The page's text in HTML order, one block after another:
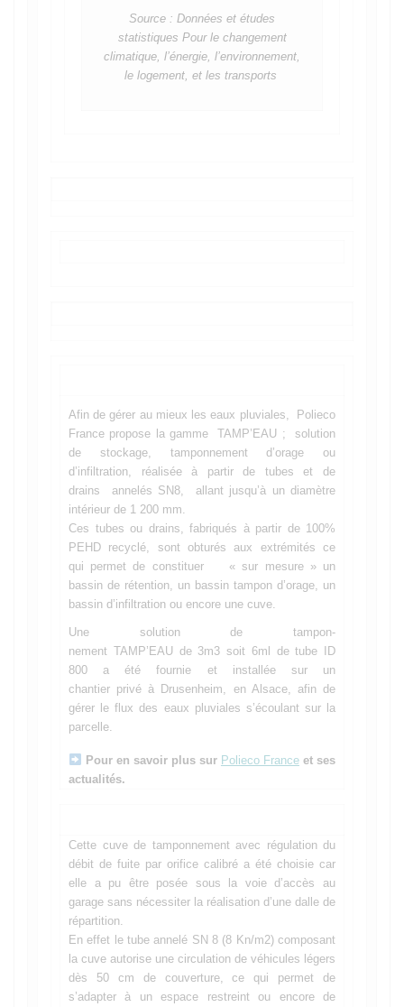
Source : Données et études
statistiques Pour le changement
climatique, l’énergie, l’environnement,
le logement, et les transports
Afin de gérer au mieux les eaux pluviales, Polieco
France propose la gamme TAMP’EAU ; solution
de stockage, tamponnement d’orage ou
d’infiltration, réalisée à partir de tubes et de
drains annelés SN8, allant jusqu’à un diamètre
intérieur de 1 200 mm.
Ces tubes ou drains, fabriqués à partir de 100%
PEHD recyclé, sont obturés aux extrémités ce
qui permet de constituer « sur mesure » un
bassin de rétention, un bassin tampon d’orage, un
bassin d’infiltration ou encore une cuve.
Une solution de tampon-
nement TAMP’EAU de 3m3 soit 6ml de tube ID
800 a été fournie et installée sur un
chantier privé à Drusenheim, en Alsace, afin de
gérer le flux des eaux pluviales s’écoulant sur la
parcelle.
Pour en savoir plus sur Polieco Franceet ses
actualités.
Cette cuve de tamponnement avec régulation du
débit de fuite par orifice calibré a été choisie car
elle a pu être posée sous la voie d’accès au
garage sans nécessiter la réalisation d’une dalle de
répartition.
En effet le tube annelé SN 8 (8 Kn/m2) composant
la cuve autorise une circulation de véhicules légers
dès 50 cm de couverture, ce qui permet de
s’adapter à un espace restreint ou encore de